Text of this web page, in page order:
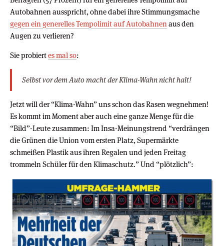
Autobahnen ausspricht, ohne dabei ihre Stimmungsmache
gegen ein generelles Tempolimit auf Autobahnen aus den
Augen zu verlieren?
Sie probiertes mal so:
Selbst vor dem Auto macht der Klima-Wahn nicht halt!
Jetzt will der “Klima-Wahn” uns schon das Rasen wegnehmen!
Es kommt im Moment aber auch eine ganze Menge für die
“Bild”-Leute zusammen: Im Insa-Meinungstrend “verdrängen
die Grünen die Union vom ersten Platz, Supermärkte
schmeißen Plastik aus ihren Regalen und jeden Freitag
trommeln Schüler für den Klimaschutz.” Und “plötzlich”: